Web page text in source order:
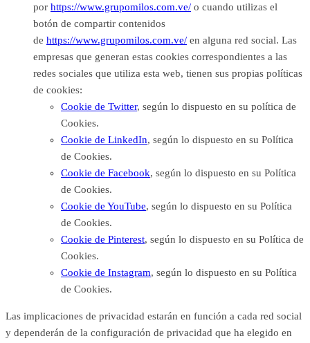
por https://www.grupomilos.com.ve/ o cuando utilizas el
botón de compartir contenidos
de https://www.grupomilos.com.ve/ en alguna red social. Las
empresas que generan estas cookies correspondientes a las
redes sociales que utiliza esta web, tienen sus propias políticas
de cookies:
Cookie de Twitter, según lo dispuesto en su política de
Cookies.
Cookie de LinkedIn, según lo dispuesto en su Política
de Cookies.
Cookie de Facebook, según lo dispuesto en su Política
de Cookies.
Cookie de YouTube, según lo dispuesto en su Política
de Cookies.
Cookie de Pinterest, según lo dispuesto en su Política de
Cookies.
Cookie de Instagram, según lo dispuesto en su Política
de Cookies.
Las implicaciones de privacidad estarán en función a cada red social
y dependerán de la configuración de privacidad que ha elegido en